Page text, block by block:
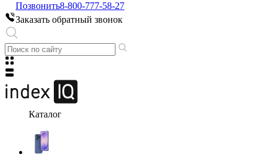
Позвонить8-800-777-58-27
Заказать обратный звонок
Каталог